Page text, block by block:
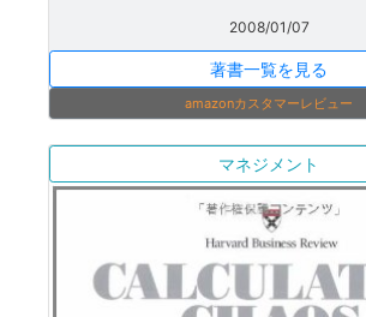
2008/01/07
著書一覧を見る
amazonカスタマーレビュー
マネジメント